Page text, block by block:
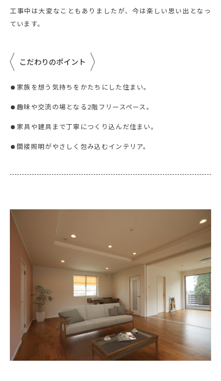
工事中は大変なこともありましたが、今は楽しい思い出となっ
ています。
こだわりのポイント
家族を想う気持ちをかたちにした住まい。
趣味や交流の場となる2階フリースペース。
家具や建具まで丁寧につくり込んだ住まい。
間接照明がやさしく包み込むインテリア。